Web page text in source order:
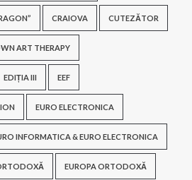
CRAIOVA CUTEZĂTOR
ART THERAPY
EDIȚIA III EEF
EURO ELECTRONICA
INFORMATICA & EURO ELECTRONICA
EUROPA ORTODOXĂ